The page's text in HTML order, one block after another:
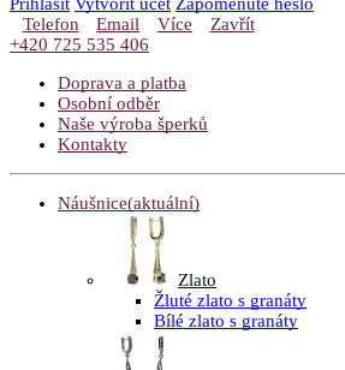
Telefon
Email Více
Zavřít
+420 725 535 406
Doprava a platba
Osobní odběr
Naše výroba šperků
Kontakty
Náušnice(aktuální)
Zlato
Žluté zlato s granáty
Bílé zlato s granáty